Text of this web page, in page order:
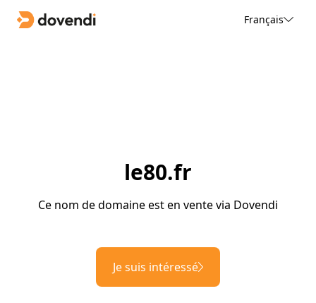
Français
le80.fr
Ce nom de domaine est en vente via Dovendi
Je suis intéressé